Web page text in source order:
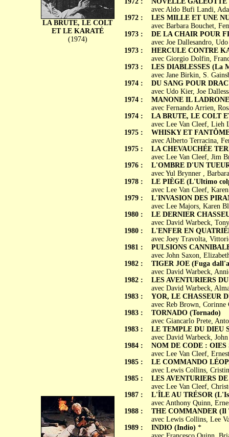
LA BRUTE, LE COLT
ET LE KARATÉ
(1974)
1972 :
1973 :
1973 :
1973 :
1974 :
1974 :
1974 :
1975 :
1975 :
1976 :
1978 :
1979 :
1980 :
1980 :
1981 :
1982 :
1982 :
1983 :
1983 :
1983 :
1984 :
1985 :
1985 :
1987 :
1988 :
1989 :
avec Aldo Bufi Landi,
LES MILLE ET UNE
avec Barbara Bouchet,
DE LA CHAIR POUR
avec Joe Dallesandro,
HERCULE CONTRE
avec Giorgio Dolfin,
LES DIABLESSES (La
avec Jane Birkin, S.
DU SANG POUR
avec Udo Kier, Joe
MANONE IL LADRONE
avec Fernando Arrien,
LA BRUTE, LE COLT
avec Lee Van Cleef, Lieh
WHISKY ET
avec Alberto Terracina,
LA CHEVAUCHÉE
avec Lee Van Cleef, Jim
L'OMBRE D'UN
avec Yul Brynner ,
LE PIÈGE (L'Ultimo
avec Lee Van Cleef,
L'INVASION DES
avec Lee Majors, Karen
LE DERNIER
avec David Warbeck,
L'ENFER EN
avec Joey Travolta,
PULSIONS
avec John Saxon,
TIGER JOE (Fuga
avec David Warbeck,
LES AVENTURIERS
avec David Warbeck,
YOR, LE CHASSEUR
avec Reb Brown,
TORNADO (Tornado)
avec Giancarlo Prete,
LE TEMPLE DU DIEU
avec David Warbeck,
NOM DE CODE : OIES
avec Lee Van Cleef,
LE COMMANDO
avec Lewis Collins,
LES AVENTURIERS
avec Lee Van Cleef,
L'ÎLE AU TRÉSOR
avec Anthony Quinn,
THE COMMANDER (Il
avec Lewis Collins, Lee
INDIO (Indio) *